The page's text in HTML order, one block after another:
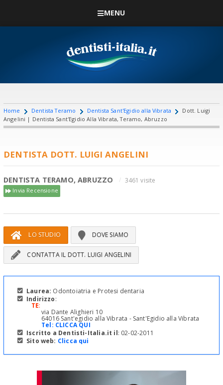
MENU
Home Dentista Teramo Dentista Sant'Egidio alla Vibrata
Dott. Luigi
Angelini | Dentista Sant'Egidio Alla Vibrata, Teramo, Abruzzo
DENTISTA DOTT. LUIGI ANGELINI
DENTISTA TERAMO, ABRUZZO 3461 visite
Invia Recensione
LO STUDIO DOVE SIAMO
CONTATTA IL DOTT. LUIGI ANGELINI
Laurea: Odontoiatria e Protesi dentaria
Indirizzo:
TE:
via Dante Alighieri 10
64016 Sant'egidio alla Vibrata - Sant'Egidio alla Vibrata
Tel: CLICCA QUI
Iscritto a Dentisti-Italia.it il: 02-02-2011
Sito web: Clicca qui